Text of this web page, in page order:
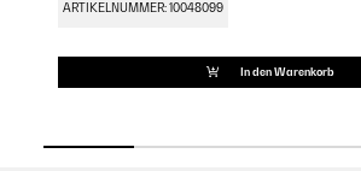
ARTIKELNUMMER: 10048099
In den Warenkorb